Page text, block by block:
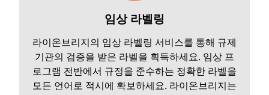
임상 라벨링
라이온브리지의 임상 라벨링 서비스를 통해 규제
기관의 검증을 받은 라벨을 획득하세요. 임상 프
로그램 전반에서 규정을 준수하는 정확한 라벨을
모든 언어로 적시에 확보하세요. 라이온브리지는